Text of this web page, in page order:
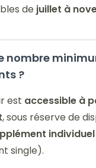
de juillet à
nombre
?
est accessible à
, sous réserve de
individuel
single).